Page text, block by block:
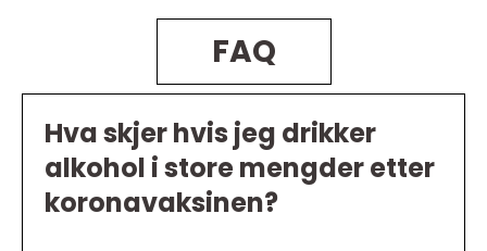
FAQ
Hva skjer hvis jeg drikker
alkohol i store mengder etter
koronavaksinen?